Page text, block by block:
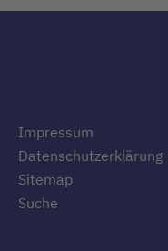
Impressum
Datenschutzerklärung
Sitemap
Suche